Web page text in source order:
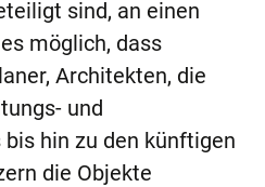
sind, an einen
möglich, dass
Architekten, die
und
hin zu den künftigen
die Objekte